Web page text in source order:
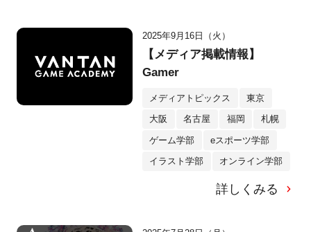
2025年9月16日（火）
【メディア掲載情報】
Gamer
メディアトピックス 東京
大阪 名古屋 福岡 札幌
ゲーム学部 eスポーツ学部
イラスト学部 オンライン学部
詳しくみる